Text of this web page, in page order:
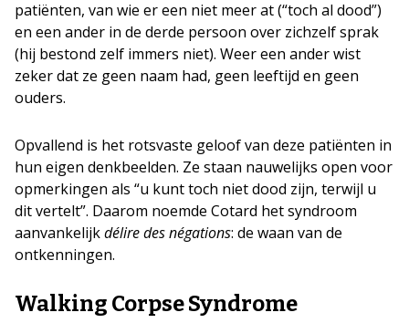
patiënten, van wie er een niet meer at (“toch al dood”)
en een ander in de derde persoon over zichzelf sprak
(hij bestond zelf immers niet). Weer een ander wist
zeker dat ze geen naam had, geen leeftijd en geen
ouders.
Opvallend is het rotsvaste geloof van deze patiënten in
hun eigen denkbeelden. Ze staan nauwelijks open voor
opmerkingen als “u kunt toch niet dood zijn, terwijl u
dit vertelt”. Daarom noemde Cotard het syndroom
aanvankelijkdélire des négations: de waan van de
ontkenningen.
Walking Corpse Syndrome